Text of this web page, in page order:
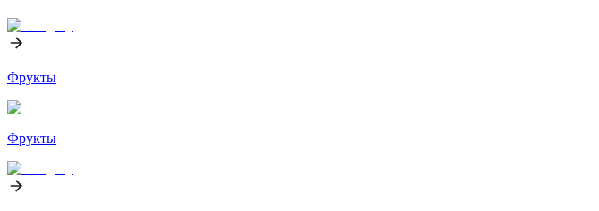
Фрукты
Фрукты